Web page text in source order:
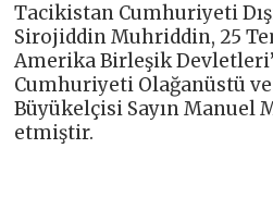
Tacikistan Cumhuriyeti
Sirojiddin Muhriddin, 25
Amerika Birleşik
Cumhuriyeti Olağanüstü
Büyükelçisi Sayın Manuel
etmiştir.